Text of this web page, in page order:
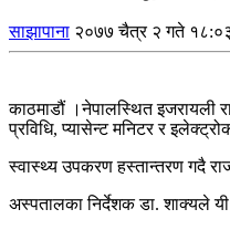
साझापाना २०७७ चैत्र २ गते १८:०३
काठमाडौं ।नेपालस्थित इजरायली
प्रविधि, प्यासेन्ट मनिटर र
स्वास्थ्य उपकरण हस्तान्तरण गदै
अस्पतालका निर्देशक डा. शाक्यले